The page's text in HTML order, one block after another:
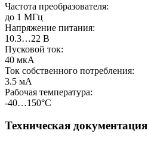
Частота преобразователя:
до 1 МГц
Напряжение питания:
10.3…22 В
Пусковой ток:
40 мкА
Ток собственного потребления:
3.5 мА
Рабочая температура:
-40…150°С
Техническая документация